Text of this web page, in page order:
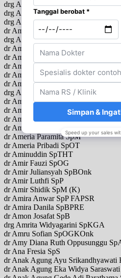
drg Amalia Idaman Sehan Putri
drg Amalia Lystiana Dewi SpBM
drg Amalia N Sjamsuddin SpKG
dr Amalia Yuliasari SpTHT
drg Amanda
dr Amanda Aldilla SpBS
dr Amanda At Siagian SpTHT
dr Amanda Pitarini Utari SpPD
dr Amaranto Santoso Ongko SpPD
dr Ambaradewi SpA M.Biomed
drg Ambarini
dr Amelia SpM
dr Amelia Fitria Dewi SpPD
dr Amelia Istiqomah SpPD
dr Amelia Tandriyadi SpP
dr Ameria Paramita SpM
dr Ameria Pribadi SpOT
dr Aminuddin SpTHT
dr Amir Fauzi SpOG
dr Amir Juliansyah SpBOnk
dr Amir Luthfi SpP
dr Amir Shidik SpM (K)
dr Amira Anwar SpP FAPSR
dr Amira Danila SpBPRE
dr Amon Josafat SpB
drg Amrita Widyagarini SpKGA
dr Amru Sofian SpOGKOnk
dr Amy Diana Ruth Oppusunggu
dr Ana Fresia SpS
dr Anak Agung Ayu Srikandhyawati
dr Anak Agung Eka Widya